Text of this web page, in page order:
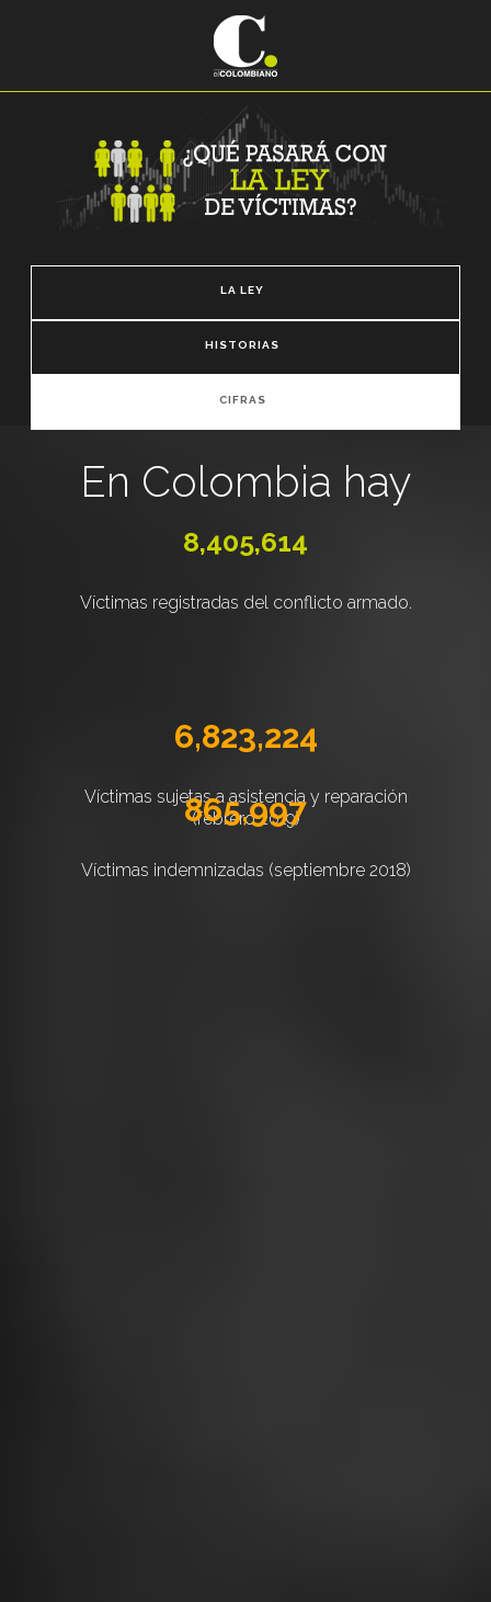
LA LEY
HISTORIAS
CIFRAS
En Colombia hay
8,405,614
Víctimas registradas del conflicto armado.
6,823,224
Víctimas sujetas a asistencia y reparación
(febrero 2019)
865,997
Víctimas indemnizadas (septiembre 2018)